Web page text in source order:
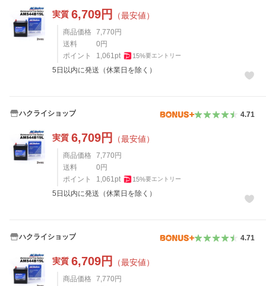
実質 6,709円 （最安値）
商品価格 7,770 円
送料
0 円
ポイント
1,061pt 15%要エントリー
5日以内に発送（休業日を除く）
ハクライショップ 4.71
実質 6,709円 （最安値）
商品価格 7,770 円
送料
0 円
ポイント
1,061pt 15%要エントリー
5日以内に発送（休業日を除く）
ハクライショップ 4.71
実質 6,709円 （最安値）
商品価格 7,770 円